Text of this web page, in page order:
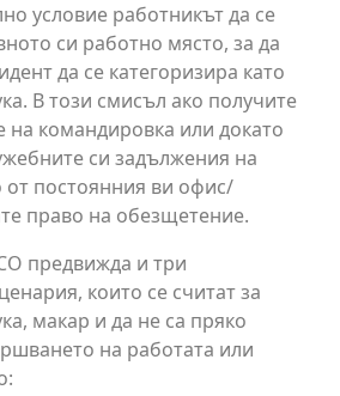
условие работникът да се
си работно място, за да
да се категоризира като
В този смисъл ако получите
командировка или докато
си задължения на
от постоянния ви офис/
право на обезщетение.
предвижда и три
които се считат за
макар и да не са пряко
на работата или